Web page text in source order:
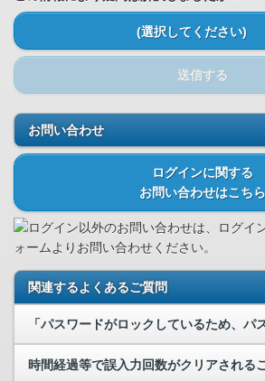
(選択してください)
送信する
お問い合わせ
ログインに関する
お問い合わせはこちら
ログイン以外のお問い合わせは、ログイ
ォームよりお問い合わせください。
関連するよくあるご質問